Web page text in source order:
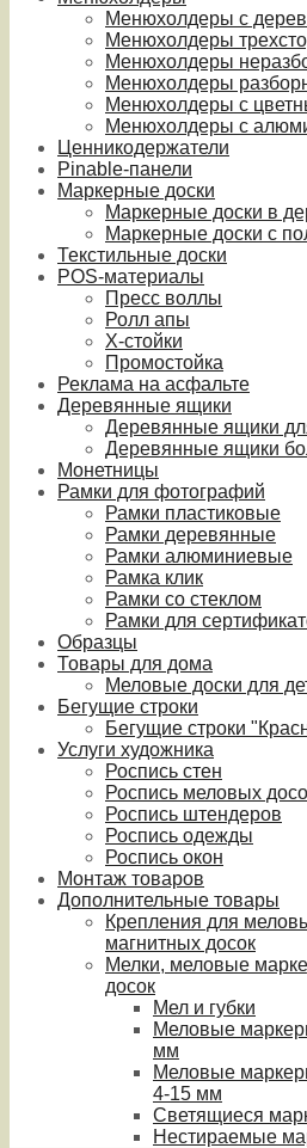
Менюхолдеры с
Менюхолдеры
Менюхолдеры
Менюхолдеры
Менюхолдеры с
Менюхолдеры с
Ценникодержатели
Pinable-панели
Маркерные доски
Маркерные доски в
Маркерные доски с
Текстильные доски
POS-материалы
Пресс воллы
Ролл апы
Х-стойки
Промостойка
Реклама на асфальте
Деревянные ящики
Деревянные ящики
Деревянные ящики
Монетницы
Рамки для фотографий
Рамки пластиковые
Рамки деревянные
Рамки алюминиевые
Рамка клик
Рамки со стеклом
Рамки для
Образцы
Товары для дома
Меловые доски для
Бегущие строки
Бегущие строки
Услуги художника
Роспись стен
Роспись меловых
Роспись штендеров
Роспись одежды
Роспись окон
Монтаж товаров
Дополнительные товары
Крепления для
магнитных досок
Мелки, меловые
досок
Мел и губки
Меловые
мм
Меловые
4-15 мм
Светящиеся
Нестираемые